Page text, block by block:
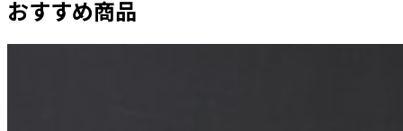
おすすめ商品